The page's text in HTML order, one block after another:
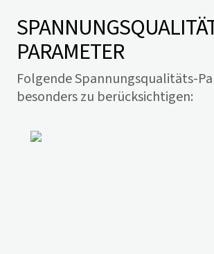
PARAMETER
Folgende Spannungsqualitäts-
besonders zu berücksichtigen: